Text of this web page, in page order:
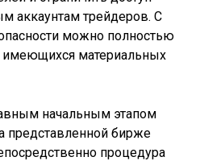
аккаунтам трейдеров. С
можно полностью
имеющихся материальных
начальным этапом
представленной бирже
процедура